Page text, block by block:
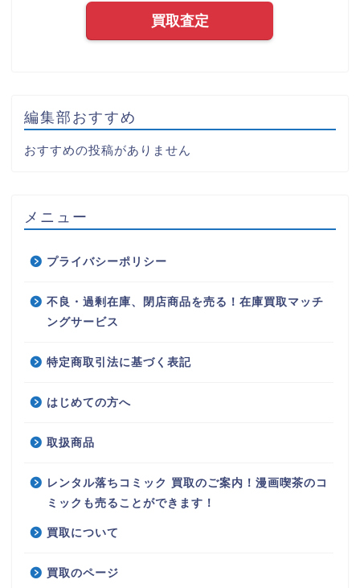
買取査定
編集部おすすめ
おすすめの投稿がありません
メニュー
プライバシーポリシー
不良・過剰在庫、閉店商品を売る！在庫買取マッチ
ングサービス
特定商取引法に基づく表記
はじめての方へ
取扱商品
レンタル落ちコミック 買取のご案内！漫画喫茶のコ
ミックも売ることができます！
買取について
買取のページ